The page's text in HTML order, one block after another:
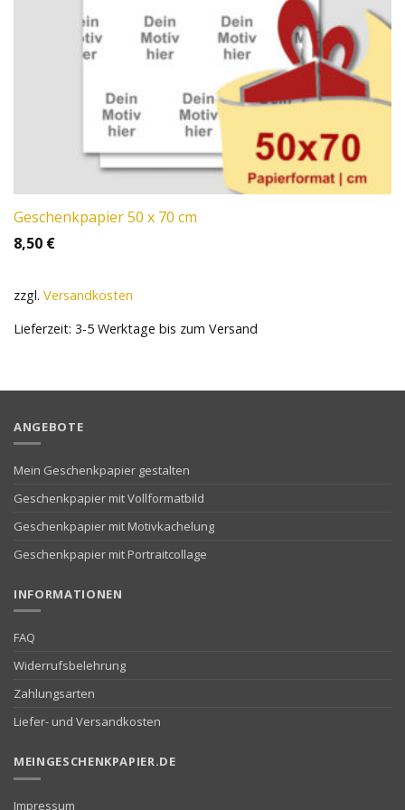
Geschenkpapier 50 x 70 cm
8,50 €
zzgl. Versandkosten
Lieferzeit: 3-5 Werktage bis zum Versand
ANGEBOTE
Mein Geschenkpapier gestalten
Geschenkpapier mit Vollformatbild
Geschenkpapier mit Motivkachelung
Geschenkpapier mit Portraitcollage
INFORMATIONEN
FAQ
Widerrufsbelehrung
Zahlungsarten
Liefer- und Versandkosten
MEINGESCHENKPAPIER.DE
Impressum